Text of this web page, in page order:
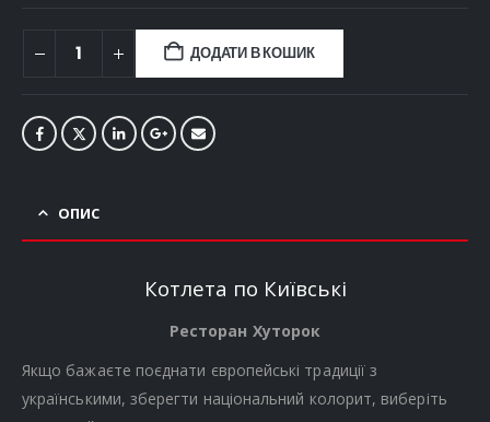
ДОДАТИ В КОШИК
ОПИС
Котлета по Київські
Ресторан Хуторок
Якщо бажаєте поєднати європейські традиції з
українськими, зберегти національний колорит, виберіть